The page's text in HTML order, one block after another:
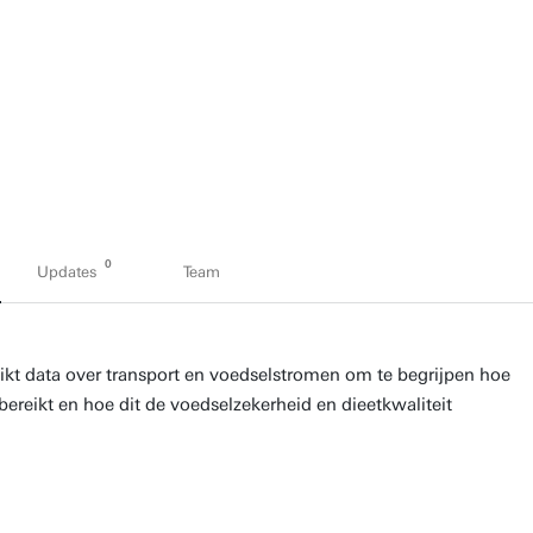
Updates 0 Team
data over transport en voedselstromen om te begrijpen hoe
en hoe dit de voedselzekerheid en dieetkwaliteit